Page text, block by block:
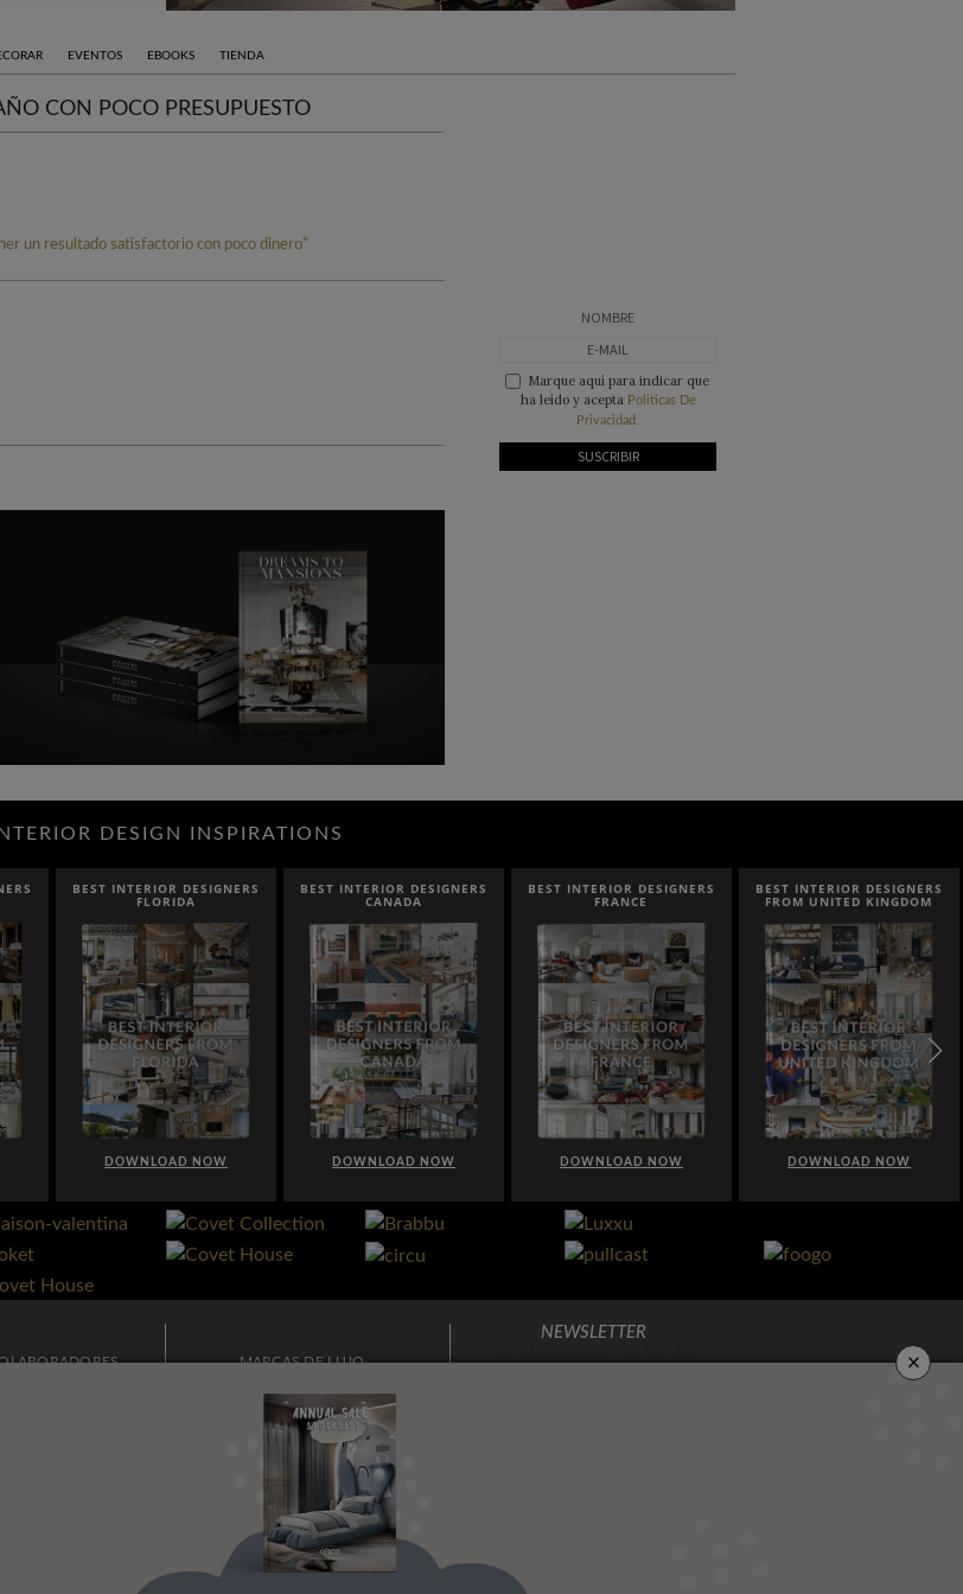
EVENTOS EBOOKS TIENDA
CON POCO PRESUPUESTO
Marque aquí para indicar que
ha leído y acepta Politicas De
Privacidad.
DESIGN INSPIRATIONS
BEST INTERIOR DESIGNERS
FLORIDA
DOWNLOAD NOW
BEST INTERIOR DESIGNERS
CANADA
DOWNLOAD NOW
BEST INTERIOR DESIGNERS
FRANCE
DOWNLOAD NOW
BEST INTERIOR DESIGNERS
FROM UNITED KINGDOM
DOWNLOAD NOW
PRIVACIDAD
MARCAS DE LUJO
ARQUITECTURA E
PERSONAJES
IDEAS PARA DECORAR
VIAJES Y LUGARES DE LUJO
EVENTOS
NEWSLETTER
×